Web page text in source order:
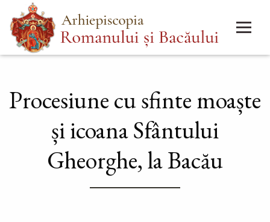
Mergi
la
conţinutul
Main
menu
Procesiune cu sfinte moaște
și icoana Sfântului
Gheorghe, la Bacău